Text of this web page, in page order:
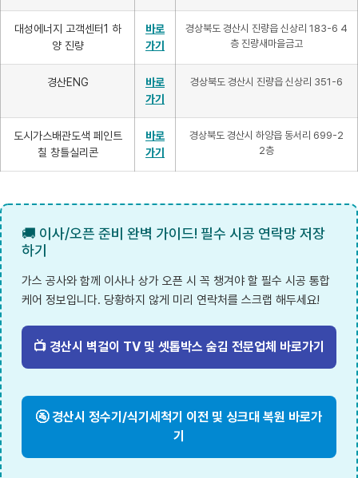
대성에너지 고객센터1 하
양 진량
바로
가기
경상북도 경산시 진량읍 신상리 183-6 4
층 진량새마을금고
경산ENG
바로
가기
경상북도 경산시 진량읍 신상리 351-6
도시가스배관도색 페인트
칠 창틀실리콘
바로
가기
경상북도 경산시 하양읍 동서리 699-2
2층
🚚 이사/오픈 준비 완벽 가이드! 필수 시공 연락망 저장
하기
가스 공사와 함께 이사나 상가 오픈 시 꼭 챙겨야 할 필수 시공 통합
케어 정보입니다. 당황하지 않게 미리 연락처를 스크랩 해두세요!
📺 경산시 벽걸이 TV 및 셋톱박스 숨김 전문업체 바로가기
🚰 경산시 정수기/식기세척기 이전 및 싱크대 복원 바로가
기